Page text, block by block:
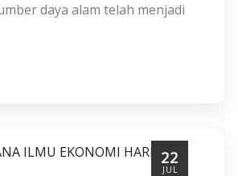
daya alam telah menjadi
22
JUL